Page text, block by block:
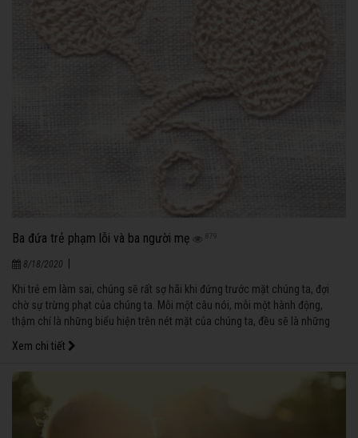
Ba đứa trẻ phạm lỗi và ba người mẹ 879
8/18/2020
Khi trẻ em làm sai, chúng sẽ rất sợ hãi khi đứng trước mặt chúng ta, đợi
chờ sự trừng phạt của chúng ta. Mỗi một câu nói, mỗi một hành động,
thậm chí là những biểu hiện trên nét mặt của chúng ta, đều sẽ là những
Xem chi tiết